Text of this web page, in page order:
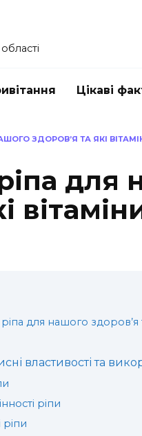
Цікаві
ЗДОРОВ’Я ТА ЯКІ
для
для нашого здоров’я
властивості та
ріпи
ріпи